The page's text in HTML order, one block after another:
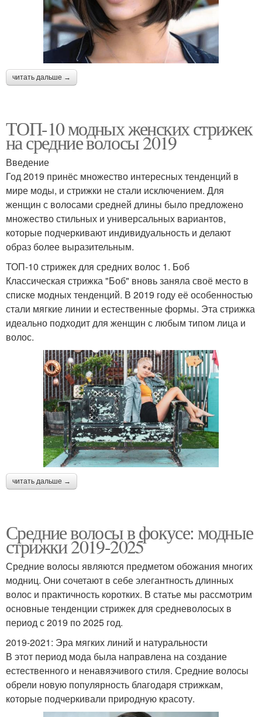
читать дальше →
ТОП-10 модных женских стрижек
на средние волосы 2019
Введение
Год 2019 принёс множество интересных тенденций в
мире моды, и стрижки не стали исключением. Для
женщин с волосами средней длины было предложено
множество стильных и универсальных вариантов,
которые подчеркивают индивидуальность и делают
образ более выразительным.
ТОП-10 стрижек для средних волос 1. Боб
Классическая стрижка "Боб" вновь заняла своё место в
списке модных тенденций. В 2019 году её особенностью
стали мягкие линии и естественные формы. Эта стрижка
идеально подходит для женщин с любым типом лица и
волос.
читать дальше →
Средние волосы в фокусе: модные
стрижки 2019-2025
Средние волосы являются предметом обожания многих
модниц. Они сочетают в себе элегантность длинных
волос и практичность коротких. В статье мы рассмотрим
основные тенденции стрижек для средневолосых в
период с 2019 по 2025 год.
2019-2021: Эра мягких линий и натуральности
В этот период мода была направлена на создание
естественного и ненавязчивого стиля. Средние волосы
обрели новую популярность благодаря стрижкам,
которые подчеркивали природную красоту.